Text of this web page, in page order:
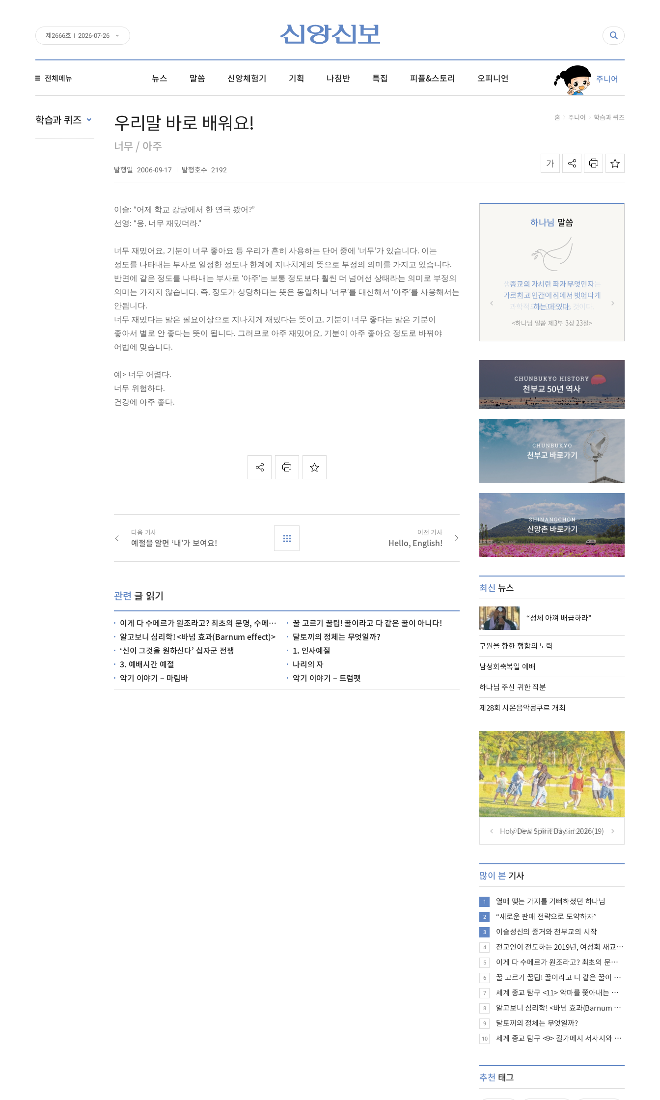
제 2666호 2026-07-26
전체메뉴 뉴스 말씀 신앙체험기 기획 나침반 특집 피플&스토리 오피니언 주니어
학습과 퀴즈 우리말 바로 배워요!
너무 / 아주
발행일 2006-09-17 발행호수 2192
홈 주니어 학습과 퀴즈
이슬: “어제 학교 강당에서 한 연극 봤어?”
선영: “응, 너무 재밌더라.”
너무 재밌어요, 기분이 너무 좋아요 등 우리가 흔히 사용하는 단어 중에 ‘너무’가 있습니다. 이는
정도를 나타내는 부사로 일정한 정도나 한계에 지나치게의 뜻으로 부정의 의미를 가지고 있습니다.
반면에 같은 정도를 나타내는 부사로 ‘아주’는 보통 정도보다 훨씬 더 넘어선 상태라는 의미로 부정의
의미는 가지지 않습니다. 즉, 정도가 상당하다는 뜻은 동일하나 ‘너무’를 대신해서 ‘아주’를 사용해서는
안됩니다.
너무 재밌다는 말은 필요이상으로 지나치게 재밌다는 뜻이고, 기분이 너무 좋다는 말은 기분이
좋아서 별로 안 좋다는 뜻이 됩니다. 그러므로 아주 재밌어요, 기분이 아주 좋아요 정도로 바꿔야
어법에 맞습니다.
예> 너무 어렵다.
너무 위험하다.
건강에 아주 좋다.
다음 기사
예절을 알면 ‘내’가 보여요!
이전 기사
Hello, English!
관련 글 읽기
이게 다 수메르가 원조라고? 최초의 문명, 수메르는 어떤 문명이었을까?
꿀 고르기 꿀팁! 꿀이라고 다 같은 꿀이 아니다!
알고보니 심리학! <바넘 효과(Barnum effect)>
달토끼의 정체는 무엇일까?
‘신이 그것을 원하신다’ 십자군 전쟁
1. 인사예절
3. 예배시간 예절
나리의 자
악기 이야기 – 마림바
악기 이야기 – 트럼펫
하나님 말씀
종교의 가치란 죄가 무엇인지
가르치고 인간이 죄에서 벗어나게
하는 데 있다.
<하나님 말씀 제3부 3장 23절>
최신 뉴스
“성체 아껴 배급하라”
구원을 향한 행함의 노력
남성회축복일 예배
하나님 주신 귀한 직분
제28회 시온음악콩쿠르 개최
Holy Dew Spirit Day in 2026(19)
많이 본 기사
1 열매 맺는 가지를 기뻐하셨던 하나님
2 “새로운 판매 전략으로 도약하자”
3 이슬성신의 증거와 천부교의 시작
4 전교인이 전도하는 2019년, 여성회 새교인 증가 추세
5 이게 다 수메르가 원조라고? 최초의 문명, 수메르는 어떤 문명이었을까?
6 꿀 고르기 꿀팁! 꿀이라고 다 같은 꿀이 아니다!
7 세계 종교 탐구 <11> 악마를 쫓아내는 의식의 뿌리에 대하여
8 알고보니 심리학! <바넘 효과(Barnum effect)>
9 달토끼의 정체는 무엇일까?
10 세계 종교 탐구 <9> 길가메시 서사시와 성경에 대하여
추천 태그